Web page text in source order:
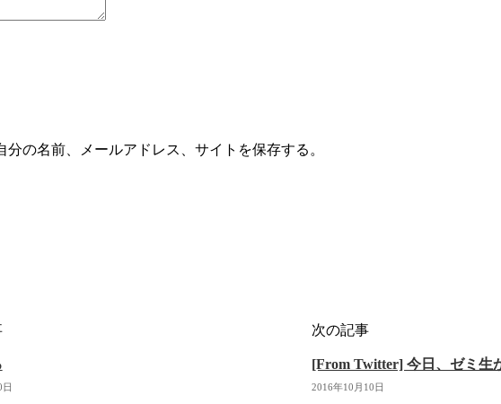
の名前、メールアドレス、サイトを保存する。
次の記事
[From Twitter] 今日、ゼミ生
2016年10月10日